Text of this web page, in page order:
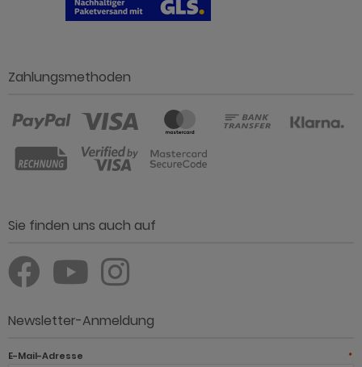
Zahlungsmethoden
Sie finden uns auch auf
Newsletter-Anmeldung
E-Mail-Adresse *